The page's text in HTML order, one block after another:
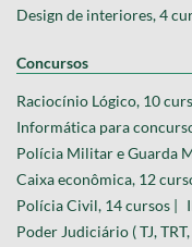
Design de interiores, 4
Concursos
Raciocínio Lógico, 10
Informática para
Polícia Militar e Guarda
Caixa econômica, 12
Polícia Civil, 14 cursos |
Poder Judiciário ( TJ,